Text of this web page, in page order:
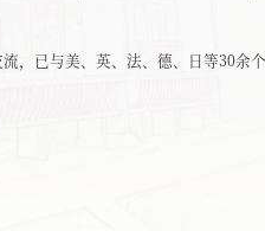
，已与美、英、法、德、日等30余